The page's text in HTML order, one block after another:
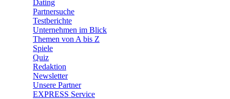
Dating
Partnersuche
Testberichte
Unternehmen im Blick
Themen von A bis Z
Spiele
Quiz
Redaktion
Newsletter
Unsere Partner
EXPRESS Service